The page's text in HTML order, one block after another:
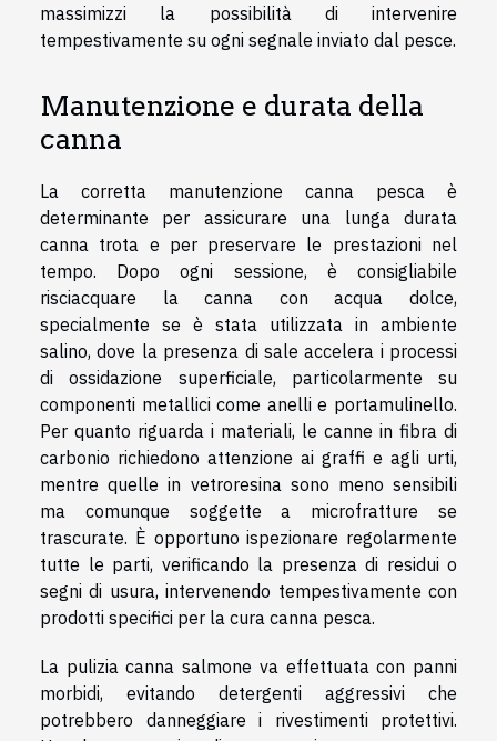
massimizzi la possibilità di intervenire
tempestivamente su ogni segnale inviato dal pesce.
Manutenzione e durata della
canna
La corretta manutenzione canna pesca è
determinante per assicurare una lunga durata
canna trota e per preservare le prestazioni nel
tempo. Dopo ogni sessione, è consigliabile
risciacquare la canna con acqua dolce,
specialmente se è stata utilizzata in ambiente
salino, dove la presenza di sale accelera i processi
di ossidazione superficiale, particolarmente su
componenti metallici come anelli e portamulinello.
Per quanto riguarda i materiali, le canne in fibra di
carbonio richiedono attenzione ai graffi e agli urti,
mentre quelle in vetroresina sono meno sensibili
ma comunque soggette a microfratture se
trascurate. È opportuno ispezionare regolarmente
tutte le parti, verificando la presenza di residui o
segni di usura, intervenendo tempestivamente con
prodotti specifici per la cura canna pesca.
La pulizia canna salmone va effettuata con panni
morbidi, evitando detergenti aggressivi che
potrebbero danneggiare i rivestimenti protettivi.